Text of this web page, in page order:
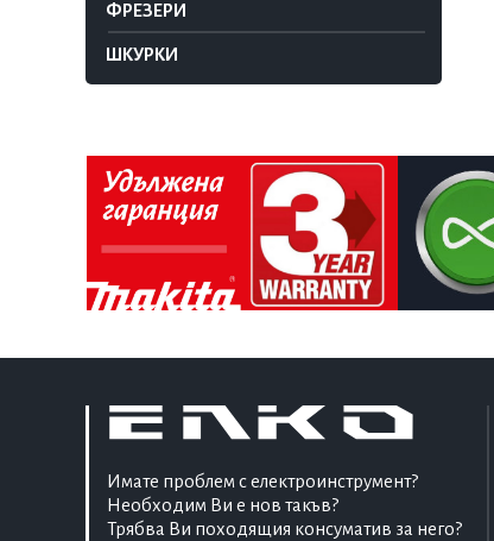
ФРЕЗЕРИ
ШКУРКИ
Имате проблем с електроинструмент?
Необходим Ви е нов такъв?
Трябва Ви походящия консуматив за него?